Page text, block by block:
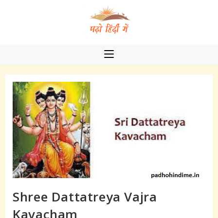
Shree Dattatreya Vajra
Kavacham